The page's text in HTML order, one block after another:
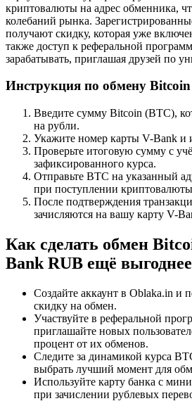
криптовалюты на адрес обменника,
колебаний рынка.
получают скидку, которая уже
также доступ к реферальной
зарабатывать, приглашая друзей по
Инструкция по обмену
Введите сумму Bitcoin (BTC),
на рубли.
Укажите номер карты V-Bank и
Проверьте итоговую сумму с
зафиксированного курса.
Отправьте BTC на указанный
при поступлении криптовалюты
После подтверждения
зачисляются на вашу карту V-
Как сделать обмен
Bank RUB ещё выгоднее
Создайте аккаунт в Oblaka.in и
скидку на обмен.
Участвуйте в реферальной
приглашайте новых
процент от их обменов.
Следите за динамикой курса
выбрать лучший момент для
Используйте карту банка с
при зачислении рублевых